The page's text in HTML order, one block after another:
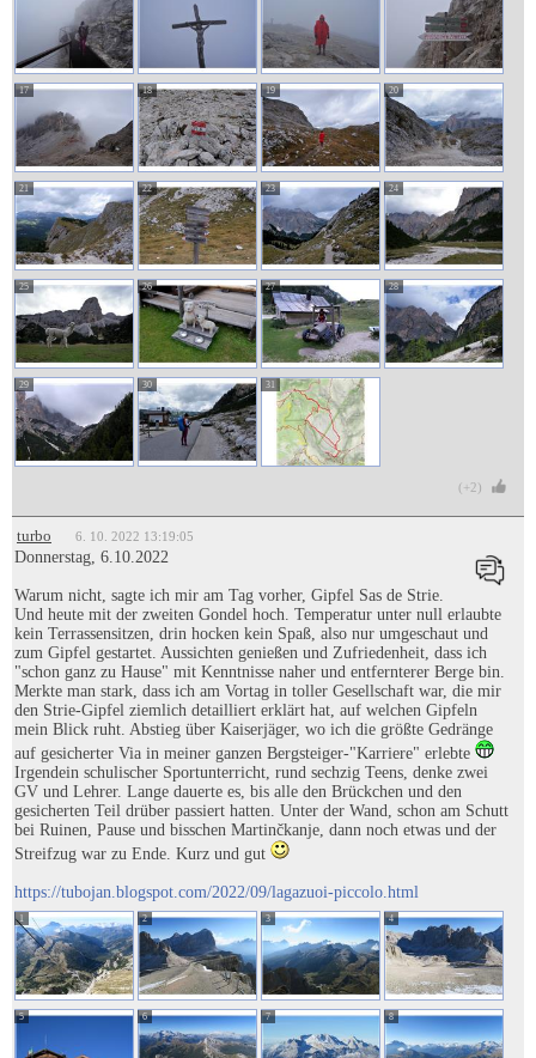
17 18 19 20
21 22 23 24
25 26 27 28
29 30 31
(+2)
turbo 6. 10. 2022 13:19:05
Donnerstag, 6.10.2022
Warum nicht, sagte ich mir am Tag vorher, Gipfel Sas de Strie.
Und heute mit der zweiten Gondel hoch. Temperatur unter null erlaubte
kein Terrassensitzen, drin hocken kein Spaß, also nur umgeschaut und
zum Gipfel gestartet. Aussichten genießen und Zufriedenheit, dass ich
"schon ganz zu Hause" mit Kenntnisse naher und entfernterer Berge bin.
Merkte man stark, dass ich am Vortag in toller Gesellschaft war, die mir
den Strie-Gipfel ziemlich detailliert erklärt hat, auf welchen Gipfeln
mein Blick ruht. Abstieg über Kaiserjäger, wo ich die größte Gedränge
auf gesicherter Via in meiner ganzen Bergsteiger-"Karriere" erlebte
Irgendein schulischer Sportunterricht, rund sechzig Teens, denke zwei
GV und Lehrer. Lange dauerte es, bis alle den Brückchen und den
gesicherten Teil drüber passiert hatten. Unter der Wand, schon am Schutt
bei Ruinen, Pause und bisschen Martinčkanje, dann noch etwas und der
Streifzug war zu Ende. Kurz und gut
https://tubojan.blogspot.com/2022/09/lagazuoi-piccolo.html
1 2 3 4
5 6 7 8